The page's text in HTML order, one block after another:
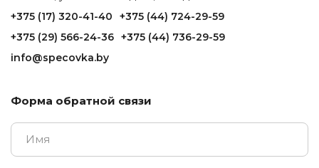
Форма обратной связи
+375 (17) 320-41-40
+375 (44) 724-29-59
+375 (29) 566-24-36 +375 (44) 736-29-59
info@specovka.by